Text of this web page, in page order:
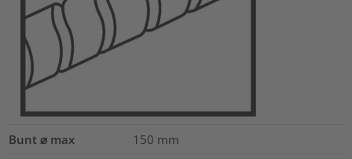
Bunt ⌀ max 150 mm